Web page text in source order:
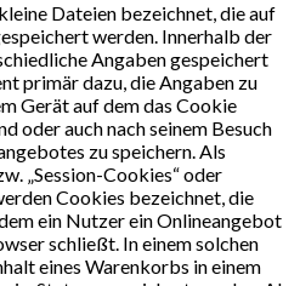
Dateien bezeichnet, die auf
werden. Innerhalb der
Angaben gespeichert
primär dazu, die Angaben zu
Gerät auf dem das Cookie
oder auch nach seinem Besuch
zu speichern. Als
„Session-Cookies“ oder
Cookies bezeichnet, die
ein Nutzer ein Onlineangebot
schließt. In einem solchen
eines Warenkorbs in einem